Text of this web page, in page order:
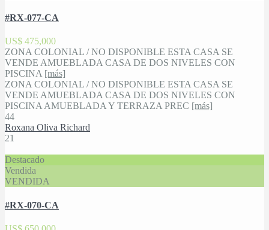
#RX-077-CA
US$ 475,000
ZONA COLONIAL / NO DISPONIBLE ESTA CASA SE
VENDE AMUEBLADA CASA DE DOS NIVELES CON
PISCINA [más]
ZONA COLONIAL / NO DISPONIBLE ESTA CASA SE
VENDE AMUEBLADA CASA DE DOS NIVELES CON
PISCINA AMUEBLADA Y TERRAZA PREC [más]
44
Roxana Oliva Richard
21
Destacado
Vendida
VENDIDA
#RX-070-CA